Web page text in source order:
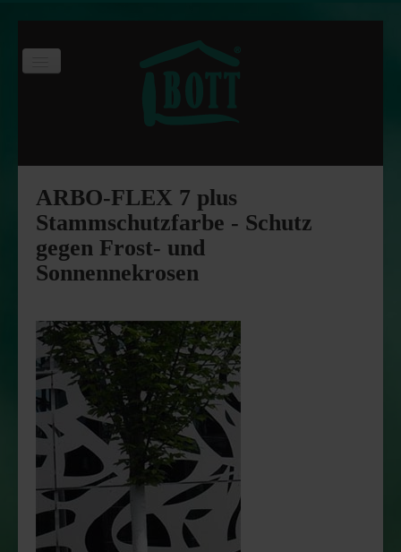
Downloads
Rotgrand Substrate
Disto Distanzprofil
Tree King Bewässerungssäcke
Arbo-Flex Stammschutzfarbe
FRISOL Plant forte Langzeitdünger
arbofix Pflanzsicherung
GreenWell Gießrand
ARBO-FLEX 7 plus
Stammschutzfarbe - Schutz
gegen Frost- und
Sonnennekrosen